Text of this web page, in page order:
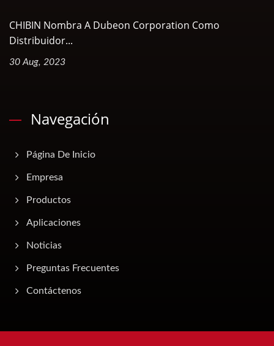
CHIBIN Nombra A Dubeon Corporation Como
Distribuidor...
30 Aug, 2023
Navegación
Página De Inicio
Empresa
Productos
Aplicaciones
Noticias
Preguntas Frecuentes
Contáctenos